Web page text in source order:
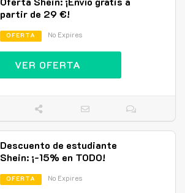
partir de 29 €!
OFERTA No Expires
VER OFERTA
Descuento de estudiante
Shein: ¡-15% en TODO!
OFERTA No Expires